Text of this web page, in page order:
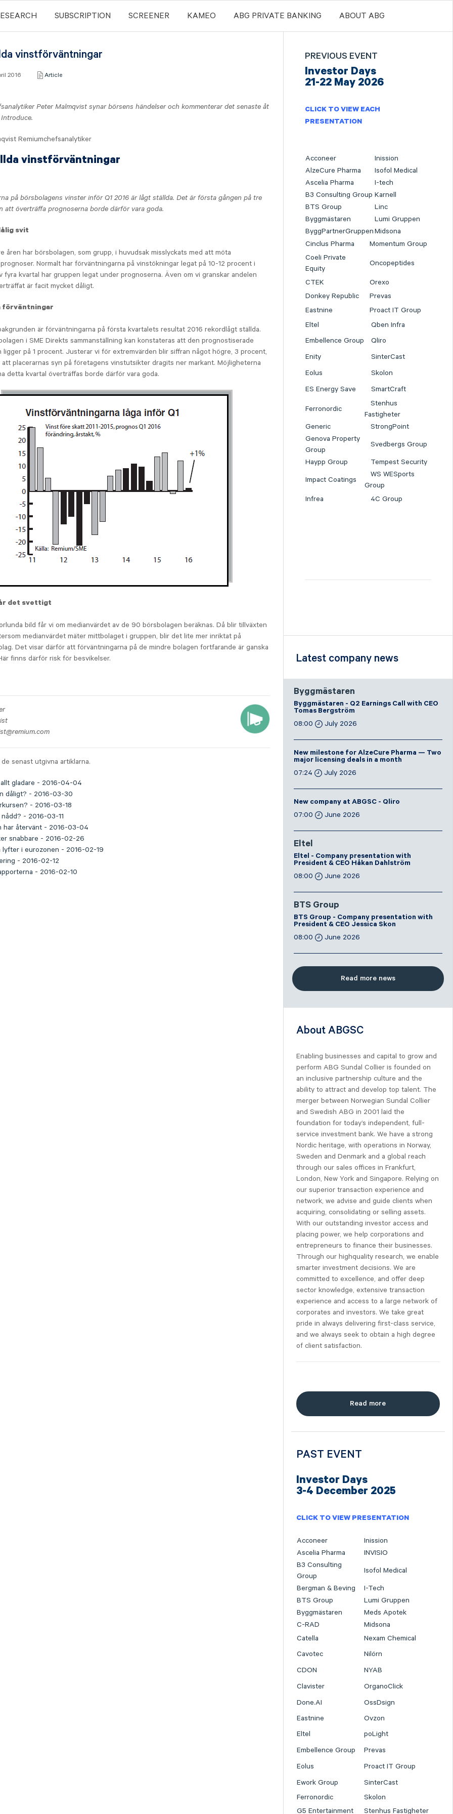
SUBSCRIPTION SCREENER KAMEO ABG PRIVATE BANKING ABOUT ABG
vinstförväntningar
2016 Article
Peter Malmqvist synar börsens händelser och kommenterar det senaste åt
vinstförväntningar
på börsbolagens vinster inför Q1 2016 är lågt ställda. Det är första gången på tre
att överträffa prognoserna borde därför vara goda.
svit
åren har börsbolagen, som grupp, i huvudsak misslyckats med att möta
Normalt har förväntningarna på vinstökningar legat på 10-12 procent i
fyra kvartal har gruppen legat under prognoserna. Även om vi granskar andelen
är facit mycket dåligt.
förväntningar
är förväntningarna på första kvartalets resultat 2016 rekordlågt ställda.
i SME Direkts sammanställning kan konstateras att den prognostiserade
ligger på 1 procent. Justerar vi för extremvärden blir siffran något högre, 3 procent,
att placerarnas syn på företagens vinstutsikter dragits ner markant. Möjligheterna
detta kvartal överträffas borde därför vara goda.
det svettigt
bild får vi om medianvärdet av de 90 börsbolagen beräknas. Då blir tillväxten
medianvärdet mäter mittbolaget i gruppen, blir det lite mer inriktat på
Det visar därför att förväntningarna på de mindre bolagen fortfarande är ganska
finns därför risk för besvikelser.
senast utgivna artiklarna.
gladare - 2016-04-04
dåligt? - 2016-03-30
- 2016-03-18
- 2016-03-11
har återvänt - 2016-03-04
snabbare - 2016-02-26
lyfter i eurozonen - 2016-02-19
- 2016-02-12
- 2016-02-10
PREVIOUS EVENT
Investor Days
21-22 May 2026
CLICK TO VIEW EACH
PRESENTATION
Acconeer
Inission
AlzeCure Pharma
Isofol Medical
Ascelia Pharma
I-tech
B3 Consulting Group Karnell
BTS Group
Linc
Byggmästaren
Lumi Gruppen
ByggPartnerGruppenMidsona
Cinclus Pharma
Momentum Group
Coeli Private
Equity
Oncopeptides
CTEK
Orexo
Donkey Republic
Prevas
Eastnine
Proact IT Group
Eltel
Qben Infra
Embellence Group
Qliro
Enity
SinterCast
Eolus
Skolon
ES Energy Save
SmartCraft
Ferronordic
Stenhus
Fastigheter
Generic
StrongPoint
Genova Property
Group
Svedbergs Group
Haypp Group Tempest Security
Impact Coatings
WS WESports
Group
Infrea
4C Group
Latest company news
Byggmästaren
Byggmästaren - Q2 Earnings Call with CEO
Tomas Bergström
08:00
July 2026
New milestone for AlzeCure Pharma — Two
major licensing deals in a month
07:24
July 2026
New company at ABGSC - Qliro
07:00
June 2026
Eltel
Eltel - Company presentation with
President & CEO Håkan Dahlström
08:00
June 2026
BTS Group
BTS Group - Company presentation with
President & CEO Jessica Skon
08:00
June 2026
Read more news
About ABGSC
Enabling businesses and capital to grow and
perform ABG Sundal Collier is founded on
an inclusive partnership culture and the
ability to attract and develop top talent. The
merger between Norwegian Sundal Collier
and Swedish ABG in 2001 laid the
foundation for today’s independent, full-
service investment bank. We have a strong
Nordic heritage, with operations in Norway,
Sweden and Denmark and a global reach
through our sales offices in Frankfurt,
London, New York and Singapore. Relying on
our superior transaction experience and
network, we advise and guide clients when
acquiring, consolidating or selling assets.
With our outstanding investor access and
placing power, we help corporations and
entrepreneurs to finance their businesses.
Through our highquality research, we enable
smarter investment decisions. We are
committed to excellence, and offer deep
sector knowledge, extensive transaction
experience and access to a large network of
corporates and investors. We take great
pride in always delivering first-class service,
and we always seek to obtain a high degree
of client satisfaction.
Read more
PAST EVENT
Investor Days
3-4 December 2025
CLICK TO VIEW PRESENTATION
Acconeer
Inission
Ascelia Pharma
INVISIO
B3 Consulting
Group
Isofol Medical
Bergman & Beving
I-Tech
BTS Group
Lumi Gruppen
Byggmästaren
Meds Apotek
C-RAD
Midsona
Catella
Nexam Chemical
Cavotec
Nilörn
CDON
NYAB
Clavister
OrganoClick
Done.AI
OssDsign
Eastnine
Ovzon
Eltel
poLight
Embellence Group
Prevas
Eolus
Proact IT Group
Ework Group
SinterCast
Ferronordic
Skolon
G5 Entertainment
Stenhus Fastigheter